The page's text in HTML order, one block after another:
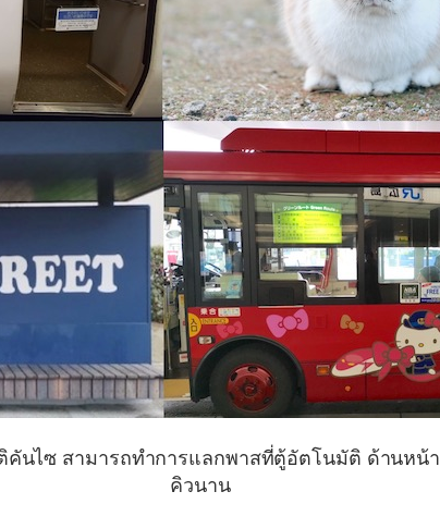
คันไซ สามารถทำการแลกพาสที่ตู้อัตโนมัติ ด้านหน้า
คิวนาน